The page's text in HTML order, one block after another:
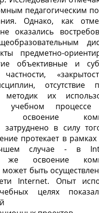
педагогическим
Однако, как
оказались
предметно-
объективные и
отсутствие
методик их
учебном
освоение
затруднено в силу
протекает в
случае - в
же освоение
быть
Internet. Опыт
целях